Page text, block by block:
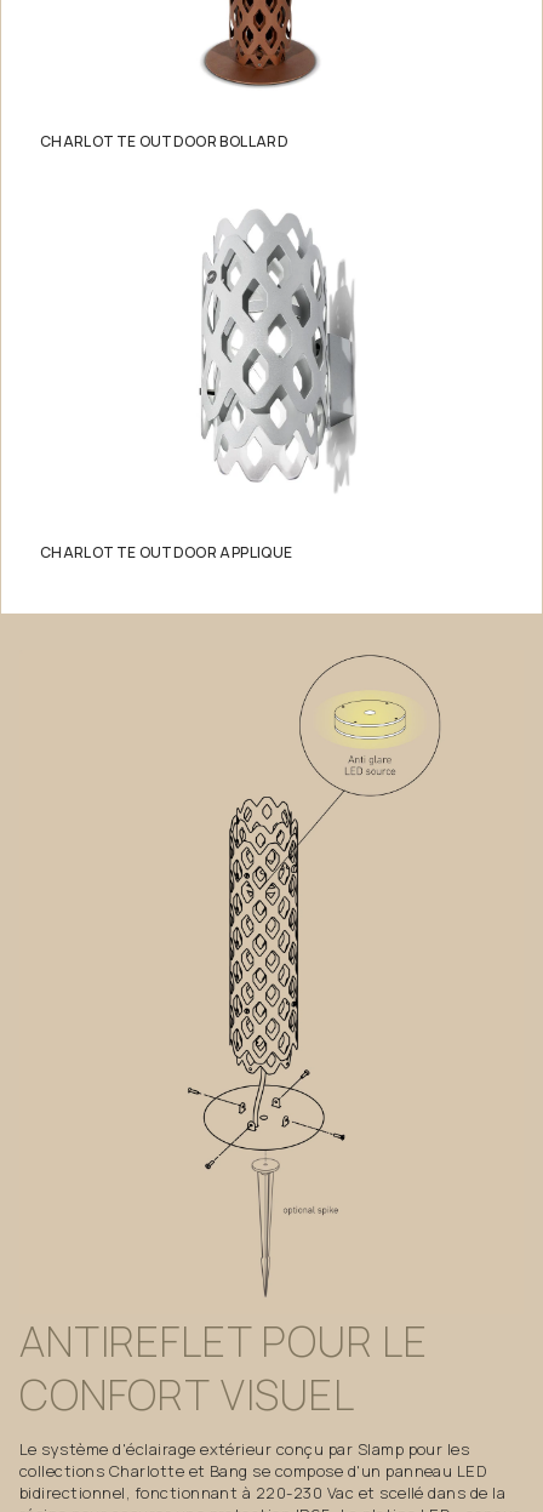
CHARLOTTE OUTDOOR BOLLARD
CHARLOTTE OUTDOOR APPLIQUE
ANTIREFLET POUR LE
CONFORTVISUEL
Le système d'éclairage extérieur conçu par Slamp pour les
collections Charlotte et Bang se compose d'un panneau LED
bidirectionnel, fonctionnant à 220-230 Vac et scellé dans de la